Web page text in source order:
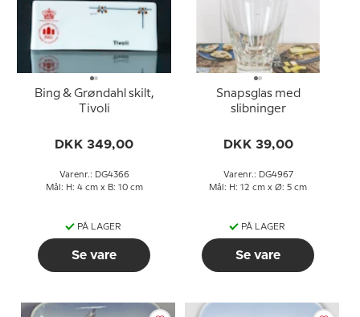
Bing & Grøndahl skilt,
Tivoli
DKK 349,00
Varenr.: DG4366
Mål: H: 4 cm x B: 10 cm
PÅ LAGER
Se vare
Snapsglas med
slibninger
DKK 39,00
Varenr.: DG4967
Mål: H: 12 cm x Ø: 5 cm
PÅ LAGER
Se vare